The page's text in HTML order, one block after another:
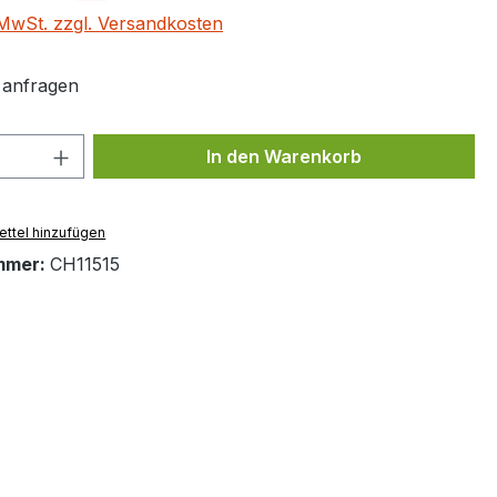
zzgl. Versandkosten
Anzahl: Gib den gewünschten Wert
In den Warenkorb
hinzufügen
CH11515